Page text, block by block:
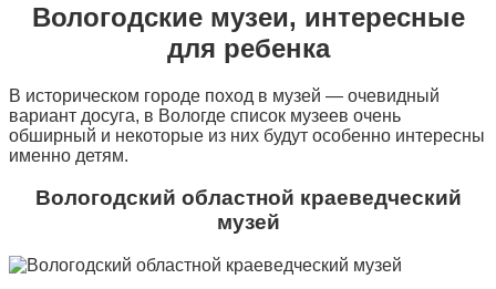
Вологодские музеи, интересные
для ребенка
В историческом городе поход в музей — очевидный
вариант досуга, в Вологде список музеев очень
обширный и некоторые из них будут особенно интересны
именно детям.
Вологодский областной краеведческий
музей